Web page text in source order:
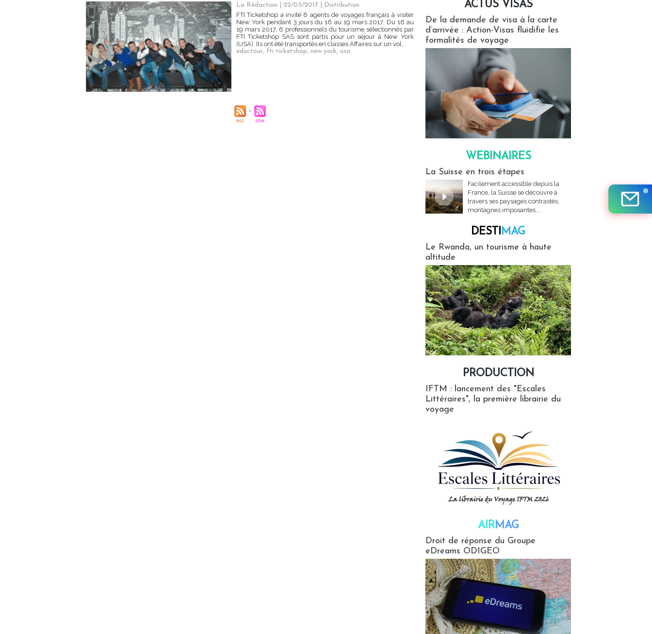
La Rédaction | 22/03/2017
Distribution
FTI Ticketshop a invité 6 agents de voyages français à visiter
New York pendant 3 jours du 16 au 19 mars 2017. Du 16 au
19 mars 2017, 6 professionnels du tourisme sélectionnés par
FTI Ticketshop SAS sont partis pour un séjour à New York
(USA). Ils ont été transportés en classes Affaires sur un vol...
eductour, fti ticketshop, new york, usa
ACTUS VISAS
De la demande de visa à la carte
d’arrivée : Action-Visas fluidifie les
formalités de voyage
WEBINAIRES
La Suisse en trois étapes
Facilement accessible depuis la
France, la Suisse se découvre à
travers ses paysages contrastés,
montagnes imposantes,...
DESTIMAG
Le Rwanda, un tourisme à haute
altitude
PRODUCTION
IFTM : lancement des "Escales
Littéraires", la première librairie du
voyage
AIRMAG
Droit de réponse du Groupe
eDreams ODIGEO